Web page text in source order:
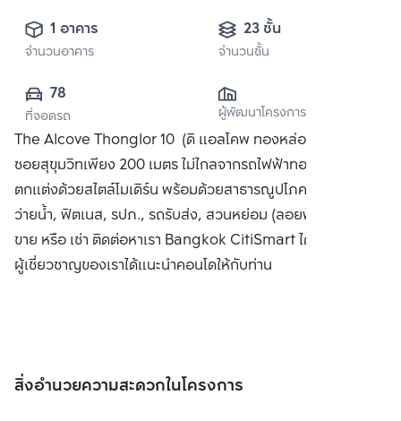
1 อาคาร
จำนวนอาคาร
23 ชั้น
จำนวนชั้น
78
ที่จอดรถ ผู้พัฒนาโครงการ
The Alcove Thonglor 10 (ดิ แอลโคพ ทองหล่อ 10) ห่างจาก
ซอยสุขุมวิทเพียง 200 เมตร ไม่ไกลจากรถไฟฟ้าทองหล่อ คอนโด
ตกแต่งด้วยสไตล์โมเดิร์น พร้อมด้วยสาธารณูปโภคครบครัน สระ
ว่ายน้ำ, ฟิตเนส, รปภ., รถรับส่ง, สวนหย่อม (ลอยฟ้า) ได้แก่ ซื้อ
ขาย หรือ เช่า ติดต่อหาเรา Bangkok CitiSmart ได้ทันที เพื่อให้
ผู้เชี่ยวชาญของเราได้แนะนำคอนโดให้กับท่าน
สิ่งอำนวยความสะดวกในโครงการ